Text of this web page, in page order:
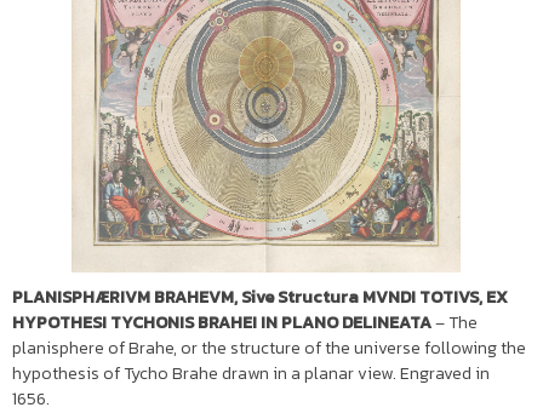
PLANISPHÆRIVM BRAHEVM, Sive Structura MVNDI TOTIVS, EX
HYPOTHESI TYCHONIS BRAHEI IN PLANO DELINEATA– The
planisphere of Brahe, or the structure of the universe following the
hypothesis of Tycho Brahe drawn in a planar view. Engraved in
1656.